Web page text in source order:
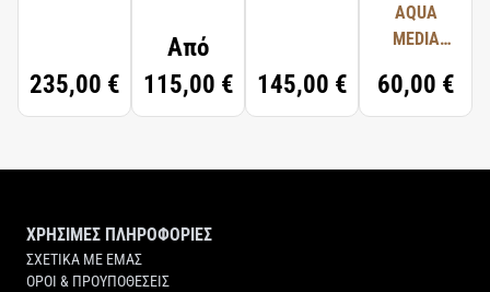
235,00 €
FORTE
Από
115,00 €
145,00 €
AQUA
MEDIA
FORTE
SCENTED
CREAM
60,00 €
ΧΡΗΣΙΜΕΣ ΠΛΗΡΟΦΟΡΙΕΣ
ΣΧΕΤΙΚΑ ΜΕ ΕΜΑΣ
ΟΡΟΙ & ΠΡΟΥΠΟΘΕΣΕΙΣ